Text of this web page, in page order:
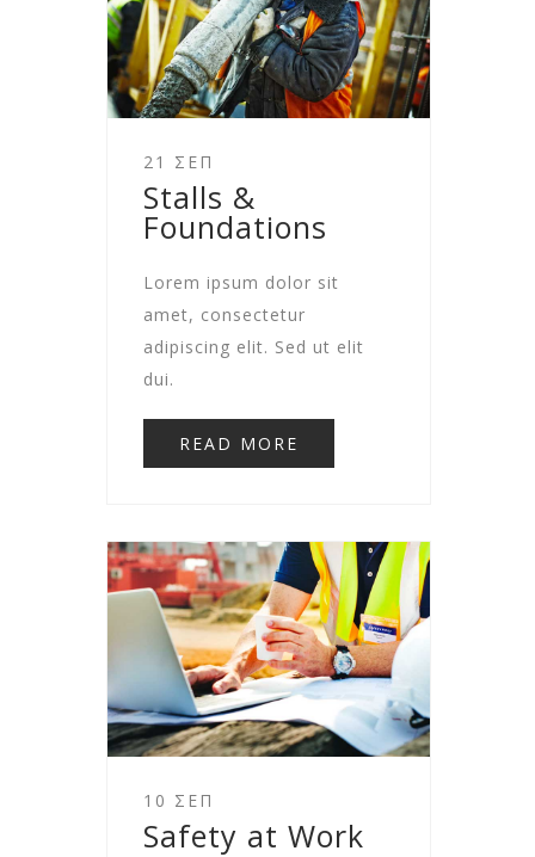
21 ΣΕΠ
Stalls &
Foundations
Lorem ipsum dolor sit
amet, consectetur
adipiscing elit. Sed ut elit
dui.
READ MORE
10 ΣΕΠ
Safety at Work